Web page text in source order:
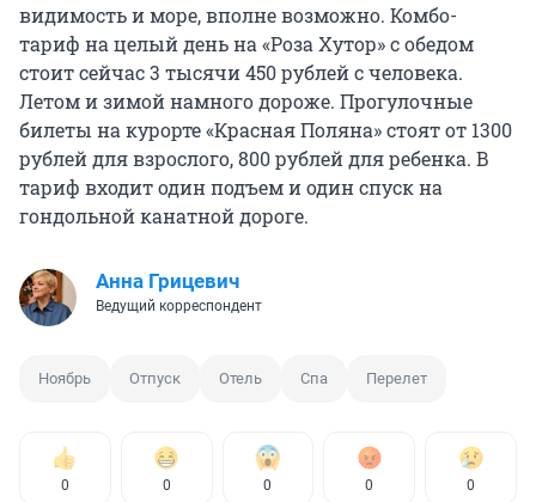
видимость и море, вполне возможно. Комбо-
тариф на целый день на «Роза Хутор» с обедом
стоит сейчас 3 тысячи 450 рублей с человека.
Летом и зимой намного дороже. Прогулочные
билеты на курорте «Красная Поляна» стоят от 1300
рублей для взрослого, 800 рублей для ребенка. В
тариф входит один подъем и один спуск на
гондольной канатной дороге.
Анна Грицевич
Ведущий корреспондент
Ноябрь Отпуск Отель Спа Перелет
0 0 0 0 0